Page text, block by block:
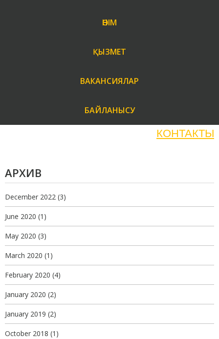
ӨНІМ
ҚЫЗМЕТ
ВАКАНСИЯЛАР
БАЙЛАНЫСУ
КОНТАКТЫ
АРХИВ
December 2022 (3)
June 2020 (1)
May 2020 (3)
March 2020 (1)
February 2020 (4)
January 2020 (2)
January 2019 (2)
October 2018 (1)